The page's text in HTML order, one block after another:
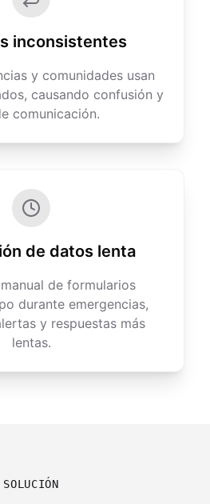
inconsistentes
y comunidades usan
causando confusión y
comunicación.
de datos lenta
de formularios
durante emergencias,
y respuestas más
lentas.
SOLUCIÓN